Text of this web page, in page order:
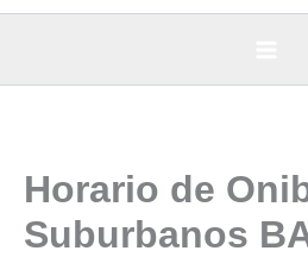
Horario de
Suburbanos